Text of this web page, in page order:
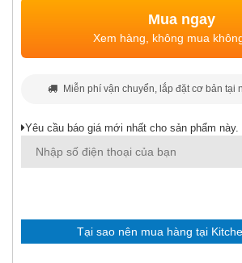
Mua ngay
Xem hàng, không mua
Miễn phí vận chuyển, lắp đặt cơ bản tại
Yêu cầu báo giá mới nhất cho sản phẩm này.
Tại sao nên mua hàng tại